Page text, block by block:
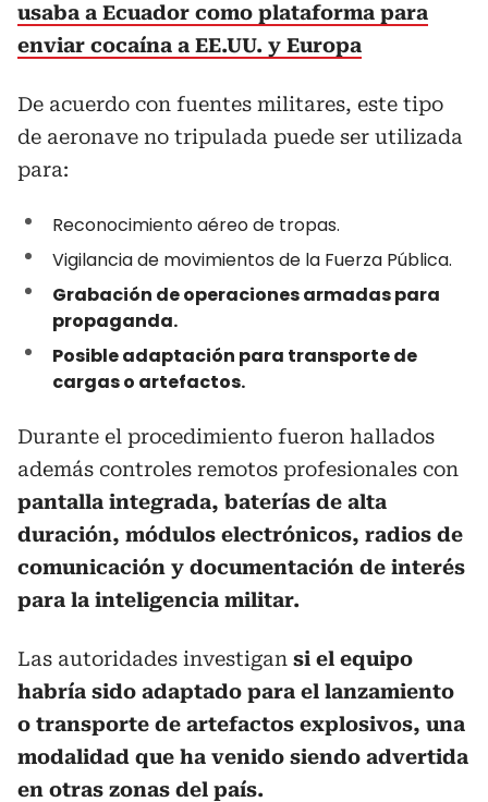
usaba a Ecuador como plataforma para
enviar cocaína a EE.UU. y Europa
De acuerdo con fuentes militares, este tipo
de aeronave no tripulada puede ser utilizada
para:
Reconocimiento aéreo de tropas.
Vigilancia de movimientos de la Fuerza Pública.
Grabación de operaciones armadas para
propaganda.
Posible adaptación para transporte de
cargas o artefactos.
Durante el procedimiento fueron hallados
además controles remotos profesionales con
pantalla integrada, baterías de alta
duración, módulos electrónicos, radios de
comunicación y documentación de interés
para la inteligencia militar.
Las autoridades investigan si el equipo
habría sido adaptado para el lanzamiento
o transporte de artefactos explosivos, una
modalidad que ha venido siendo advertida
en otras zonas del país.